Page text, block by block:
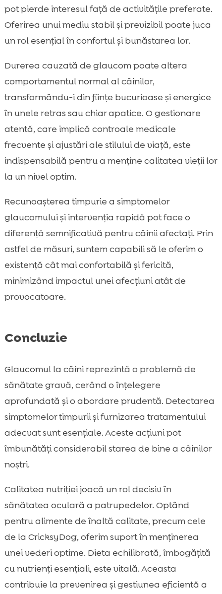
pot pierde interesul față de activitățile preferate.
Oferirea unui mediu stabil și previzibil poate juca
un rol esențial în confortul și bunăstarea lor.
Durerea cauzată de glaucom poate altera
comportamentul normal al câinilor,
transformându-i din ființe bucurioase și energice
în unele retras sau chiar apatice. O gestionare
atentă, care implică controale medicale
frecvente și ajustări ale stilului de viață, este
indispensabilă pentru a menține calitatea vieții lor
la un nivel optim.
Recunoașterea timpurie a simptomelor
glaucomului și intervenția rapidă pot face o
diferență semnificativă pentru câinii afectați. Prin
astfel de măsuri, suntem capabili să le oferim o
existență cât mai confortabilă și fericită,
minimizând impactul unei afecțiuni atât de
provocatoare.
Concluzie
Glaucomul la câini reprezintă o problemă de
sănătate gravă, cerând o înțelegere
aprofundată și o abordare prudentă. Detectarea
simptomelor timpurii și furnizarea tratamentului
adecvat sunt esențiale. Aceste acțiuni pot
îmbunătăți considerabil starea de bine a câinilor
noștri.
Calitatea nutriției joacă un rol decisiv în
sănătatea oculară a patrupedelor. Optând
pentru alimente de înaltă calitate, precum cele
de la CricksyDog, oferim suport în menținerea
unei vederi optime. Dieta echilibrată, îmbogățită
cu nutrienți esențiali, este vitală. Aceasta
contribuie la prevenirea și gestiunea eficientă a